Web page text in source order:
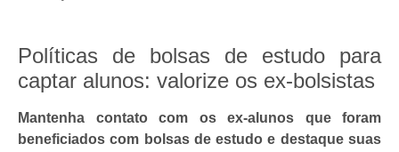
Políticas de bolsas de estudo para
captar alunos: valorize os ex-bolsistas
Mantenha contato com os ex-alunos que foram
beneficiados com bolsas de estudo e destaque suas